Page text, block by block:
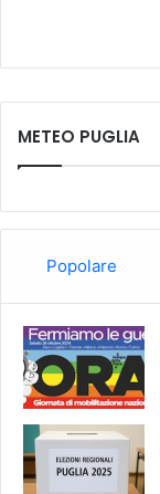
METEO PUGLIA
Popolare